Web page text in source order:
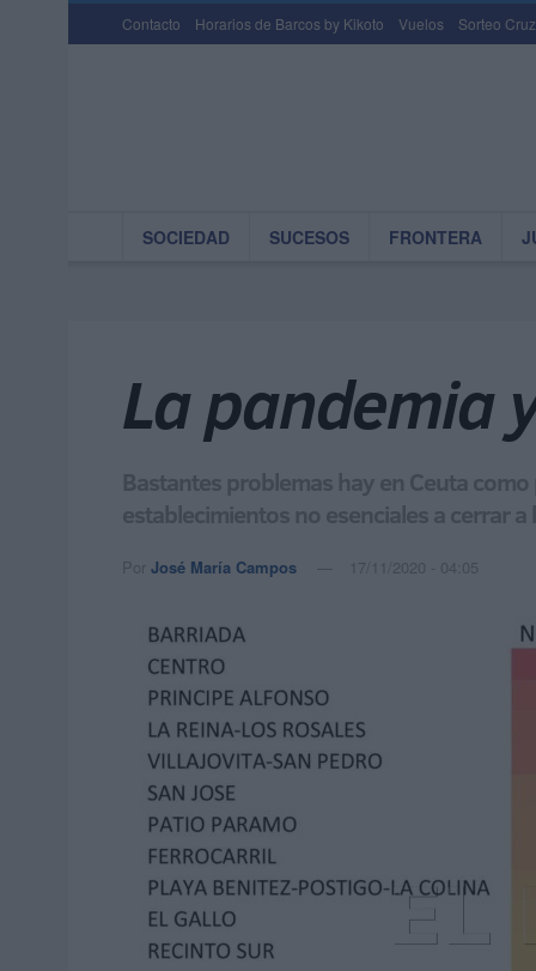
Contacto Horarios de Barcos by Kikoto Vuelos Sorteo
SOCIEDAD SUCESOS FRONTERA
La pandemia
Bastantes problemas hay en Ceuta
establecimientos no esenciales a cerrar
Por José María Campos 17/11/2020 - 04:05